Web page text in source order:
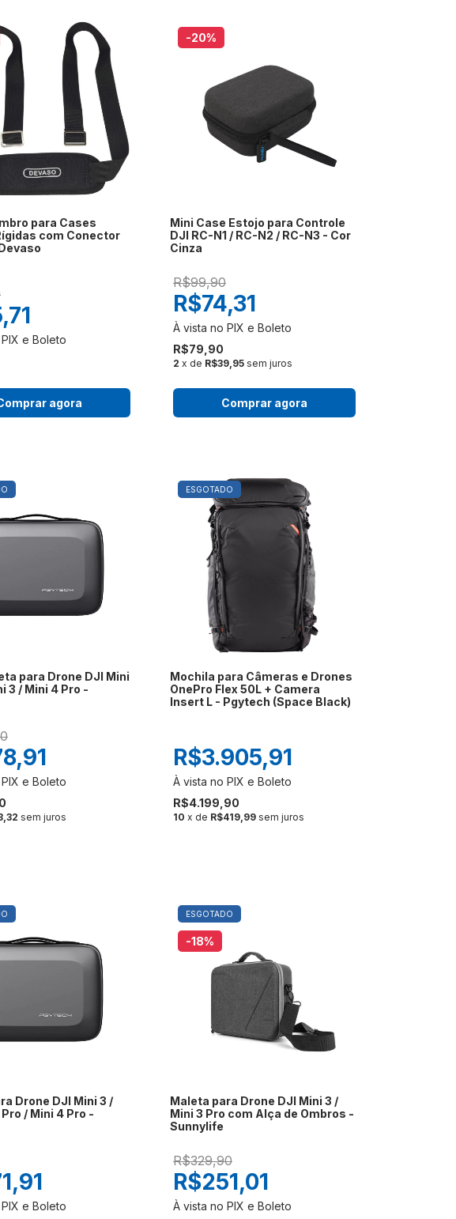
para Cases
com Conector
agora
-20%
Mini Case Estojo para Controle
DJI RC-N1 / RC-N2 / RC-N3 - Cor
Cinza
R$99,90
R$79,90
R$74,31
2 x de R$39,95 sem juros
Comprar agora
para Drone DJI Mini
3 / Mini 4 Pro -
sem juros
ESGOTADO
Mochila para Câmeras e Drones
OnePro Flex 50L + Camera
Insert L - Pgytech (Space Black)
R$4.199,90
R$3.905,91
10 x de R$419,99 sem juros
Drone DJI Mini 3 /
/ Mini 4 Pro -
ESGOTADO
-18%
Maleta para Drone DJI Mini 3 /
Mini 3 Pro com Alça de Ombros -
Sunnylife
R$329,90
R$251,01